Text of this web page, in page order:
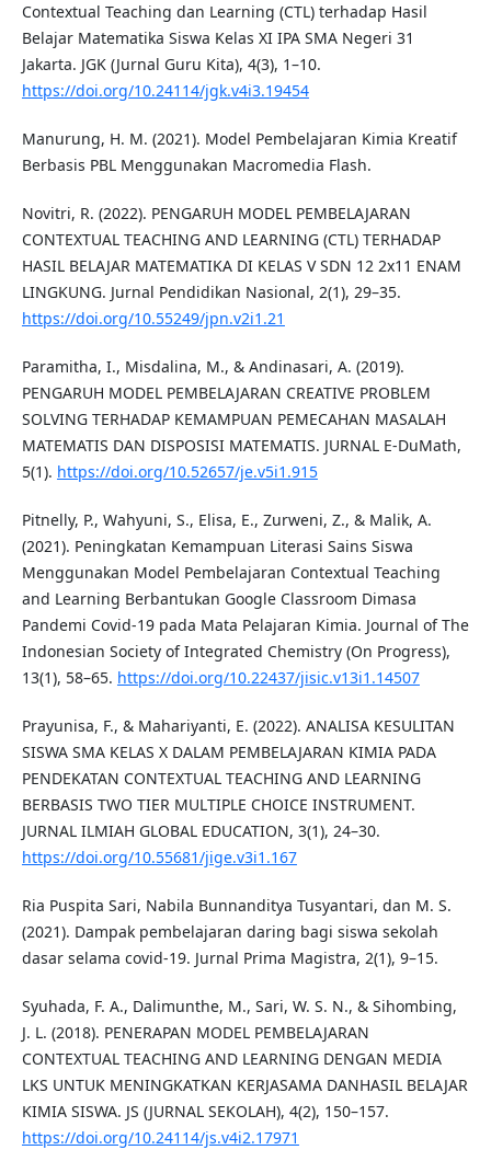
Contextual Teaching dan Learning (CTL) terhadap Hasil
Belajar Matematika Siswa Kelas XI IPA SMA Negeri 31
Jakarta. JGK (Jurnal Guru Kita), 4(3), 1–10.
https://doi.org/10.24114/jgk.v4i3.19454
Manurung, H. M. (2021). Model Pembelajaran Kimia Kreatif
Berbasis PBL Menggunakan Macromedia Flash.
Novitri, R. (2022). PENGARUH MODEL PEMBELAJARAN
CONTEXTUAL TEACHING AND LEARNING (CTL) TERHADAP
HASIL BELAJAR MATEMATIKA DI KELAS V SDN 12 2x11 ENAM
LINGKUNG. Jurnal Pendidikan Nasional, 2(1), 29–35.
https://doi.org/10.55249/jpn.v2i1.21
Paramitha, I., Misdalina, M., & Andinasari, A. (2019).
PENGARUH MODEL PEMBELAJARAN CREATIVE PROBLEM
SOLVING TERHADAP KEMAMPUAN PEMECAHAN MASALAH
MATEMATIS DAN DISPOSISI MATEMATIS. JURNAL E-DuMath,
5(1). https://doi.org/10.52657/je.v5i1.915
Pitnelly, P., Wahyuni, S., Elisa, E., Zurweni, Z., & Malik, A.
(2021). Peningkatan Kemampuan Literasi Sains Siswa
Menggunakan Model Pembelajaran Contextual Teaching
and Learning Berbantukan Google Classroom Dimasa
Pandemi Covid-19 pada Mata Pelajaran Kimia. Journal of The
Indonesian Society of Integrated Chemistry (On Progress),
13(1), 58–65. https://doi.org/10.22437/jisic.v13i1.14507
Prayunisa, F., & Mahariyanti, E. (2022). ANALISA KESULITAN
SISWA SMA KELAS X DALAM PEMBELAJARAN KIMIA PADA
PENDEKATAN CONTEXTUAL TEACHING AND LEARNING
BERBASIS TWO TIER MULTIPLE CHOICE INSTRUMENT.
JURNAL ILMIAH GLOBAL EDUCATION, 3(1), 24–30.
https://doi.org/10.55681/jige.v3i1.167
Ria Puspita Sari, Nabila Bunnanditya Tusyantari, dan M. S.
(2021). Dampak pembelajaran daring bagi siswa sekolah
dasar selama covid-19. Jurnal Prima Magistra, 2(1), 9–15.
Syuhada, F. A., Dalimunthe, M., Sari, W. S. N., & Sihombing,
J. L. (2018). PENERAPAN MODEL PEMBELAJARAN
CONTEXTUAL TEACHING AND LEARNING DENGAN MEDIA
LKS UNTUK MENINGKATKAN KERJASAMA DANHASIL BELAJAR
KIMIA SISWA. JS (JURNAL SEKOLAH), 4(2), 150–157.
https://doi.org/10.24114/js.v4i2.17971